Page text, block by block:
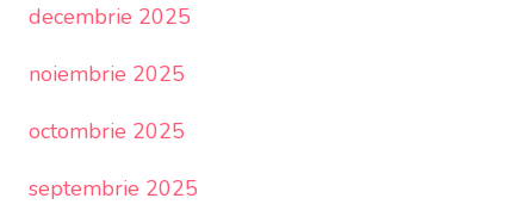
decembrie 2025
noiembrie 2025
octombrie 2025
septembrie 2025